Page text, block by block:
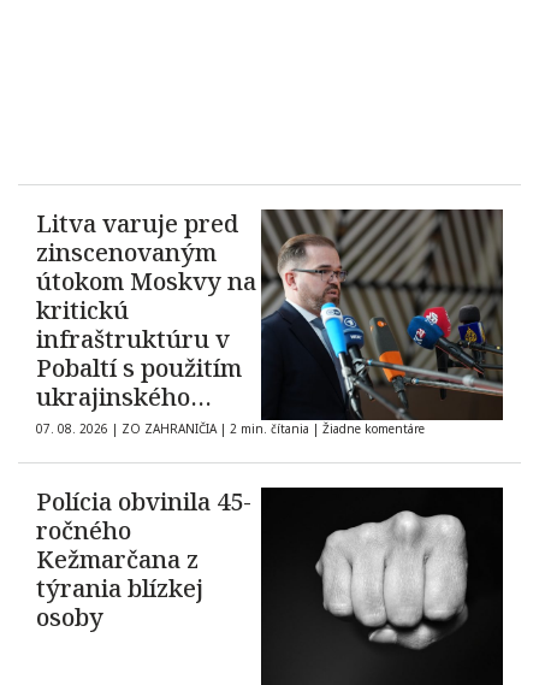
Litva varuje pred
zinscenovaným
útokom Moskvy na
kritickú
infraštruktúru v
Pobaltí s použitím
ukrajinského
dronu
07. 08. 2026 | ZO ZAHRANIČIA | 2 min. čítania | Žiadne komentáre
Polícia obvinila 45-
ročného
Kežmarčana z
týrania blízkej
osoby